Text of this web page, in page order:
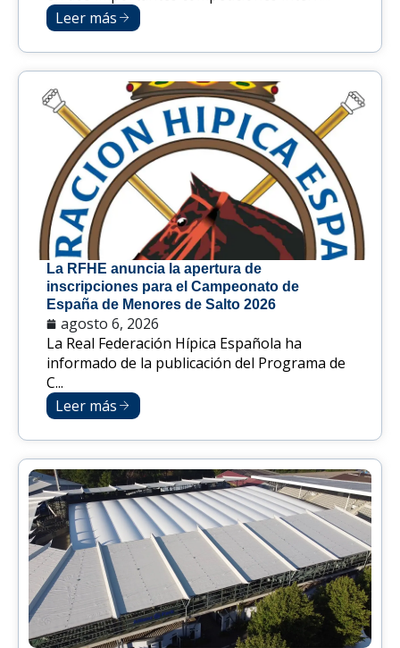
Leer más
La RFHE anuncia la apertura de
inscripciones para el Campeonato de
España de Menores de Salto 2026
agosto 6, 2026
La Real Federación Hípica Española ha
informado de la publicación del Programa de
C...
Leer más